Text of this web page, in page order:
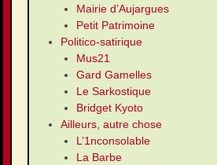
Mairie d’Aujargues
Petit Patrimoine
Politico-satirique
Mus21
Gard Gamelles
Le Sarkostique
Bridget Kyoto
Ailleurs, autre chose
L’1nconsolable
La Barbe